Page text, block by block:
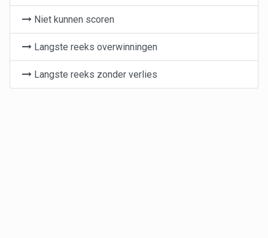
Niet kunnen scoren
Langste reeks overwinningen
Langste reeks zonder verlies